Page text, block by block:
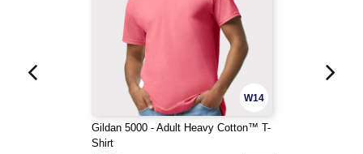
W14
Gildan 5000 - Adult Heavy Cotton™ T-
Shirt